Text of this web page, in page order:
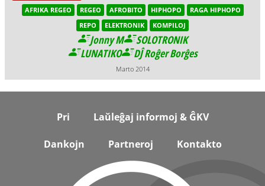
AFRIKA REGEO REGEO AFROBITO HIPHOPO
RAGA HIPHOPO
REPO
ELEKTRONIK KOMPILOJ
Jonny M
SOLOTRONIK
LUNATIKO
DĴ Roĝer Borĝes
Marto 2014
Pri Laŭleĝaj informoj & ĜKV
Dankojn Partneroj Kontakto